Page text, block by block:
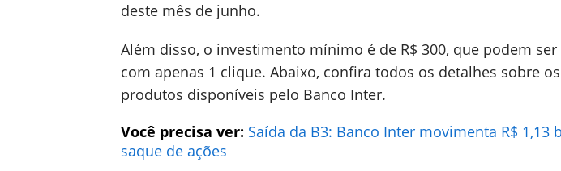
deste mês de junho.
Além disso, o investimento mínimo é de R$ 300, que podem
com apenas 1 clique. Abaixo, confira todos os detalhes sobre
produtos disponíveis pelo Banco Inter.
Você precisa ver: Saída da B3: Banco Inter movimenta R$ 1,13
saque de ações